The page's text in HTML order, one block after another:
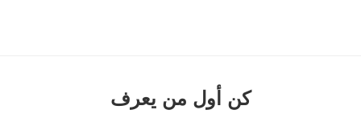
كن أول من يعرف